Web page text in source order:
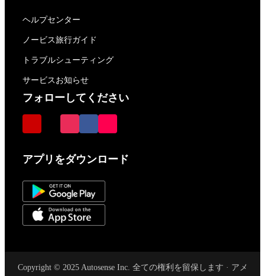
ヘルプセンター
ノービス旅行ガイド
トラブルシューティング
サービスお知らせ
フォローしてください
アプリをダウンロード
Copyright © 2025 Autosense Inc. 全ての権利を留保します · アメ